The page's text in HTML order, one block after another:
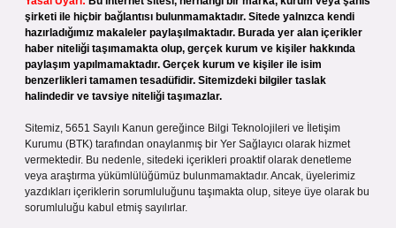
şirketi ile hiçbir bağlantısı bulunmamaktadır. Sitede yalnızca kendi
hazırladığımız makaleler paylaşılmaktadır. Burada yer alan içerikler
haber niteliği taşımamakta olup, gerçek kurum ve kişiler hakkında
paylaşım yapılmamaktadır. Gerçek kurum ve kişiler ile isim
benzerlikleri tamamen tesadüfidir. Sitemizdeki bilgiler taslak
halindedir ve tavsiye niteliği taşımazlar.
Sitemiz, 5651 Sayılı Kanun gereğince Bilgi Teknolojileri ve İletişim
Kurumu (BTK) tarafından onaylanmış bir Yer Sağlayıcı olarak hizmet
vermektedir. Bu nedenle, sitedeki içerikleri proaktif olarak denetleme
veya araştırma yükümlülüğümüz bulunmamaktadır. Ancak, üyelerimiz
yazdıkları içeriklerin sorumluluğunu taşımakta olup, siteye üye olarak bu
sorumluluğu kabul etmiş sayılırlar.